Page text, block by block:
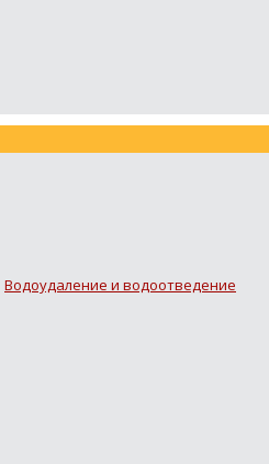
Водоудаление и водоотведение